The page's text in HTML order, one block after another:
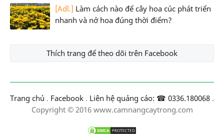
[Adl.] Làm cách nào để cây hoa cúc phát triển
nhanh và nở hoa đúng thời điểm?
Thích trang để theo dõi trên Facebook
Trang chủ . Facebook . Liên hệ quảng cáo: ☎ 0336.180068 .
Copyright © 2016 www.camnangcaytrong.com